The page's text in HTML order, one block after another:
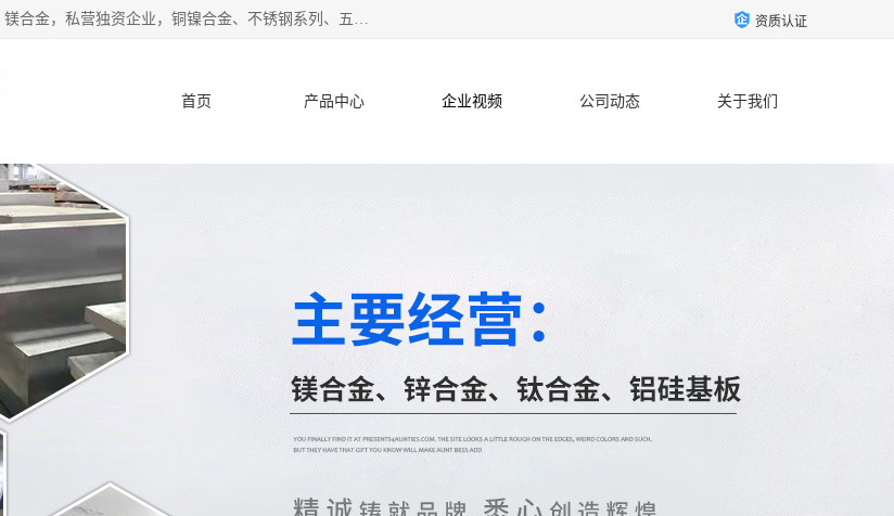
本公司坐落于中国广东省东莞市,长期批发供应铜合金，铝合金，锌合金，镁合金，私营独资企业，铜镍合金、不锈钢系列、五金冲压材料、进口金属材料、钨钢、高速钢、白钢刀、铝系列材料、铝镁合金、锰钢片等，启越是一家经国家相关部门批准注册的企业。公司以雄厚的实力、合理的厂家、优良的服务与多家企业建立了长期的合作关系。欢迎前来参观、考察、洽谈业务。 金属材料...,欢迎惠顾！ 资质认证
首页 产品中心 企业视频 公司动态 关于我们